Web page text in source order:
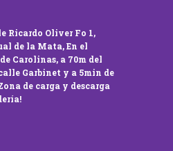
Ricardo Oliver Fo 1,
de la Mata, En el
Carolinas, a 70m del
Garbinet y a 5min de
de carga y descarga